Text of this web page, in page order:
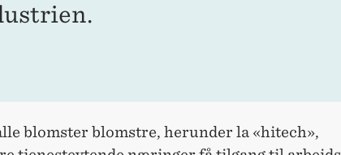
blomster blomstre, herunder la «hitech»,